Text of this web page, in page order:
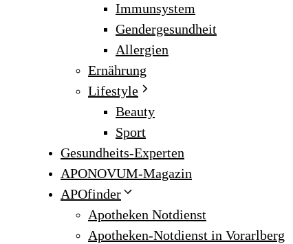
Immunsystem
Gendergesundheit
Allergien
Ernährung
Lifestyle
Beauty
Sport
Gesundheits-Experten
APONOVUM-Magazin
APOfinder
Apotheken Notdienst
Apotheken-Notdienst in Vorarlberg